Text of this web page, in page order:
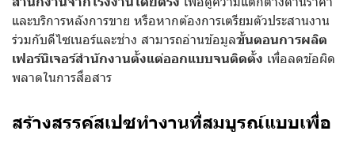
และบริการหลังการขาย หรือหากต้องการเตรียมตัวประสานงาน
ร่วมกับดีไซเนอร์และช่าง สามารถอ่านข้อมูลขั้นตอนการผลิต
เฟอร์นิเจอร์สำนักงานตั้งแต่ออกแบบจนติดตั้ง เพื่อลดข้อผิด
พลาดในการสื่อสาร
สร้างสรรค์สเปซทำงานที่สมบูรณ์แบบเพื่อ